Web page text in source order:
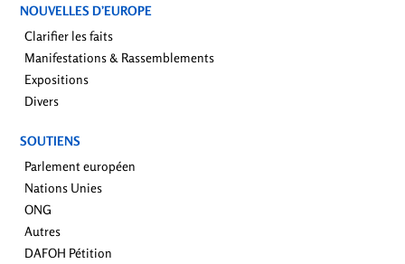
NOUVELLES D’EUROPE
Clarifier les faits
Manifestations & Rassemblements
Expositions
Divers
SOUTIENS
Parlement européen
Nations Unies
ONG
Autres
DAFOH Pétition